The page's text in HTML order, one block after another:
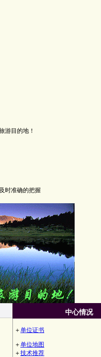
游目的地！
时准确的把握
中心情况
＋单位证书
＋单位地图
＋技术推荐